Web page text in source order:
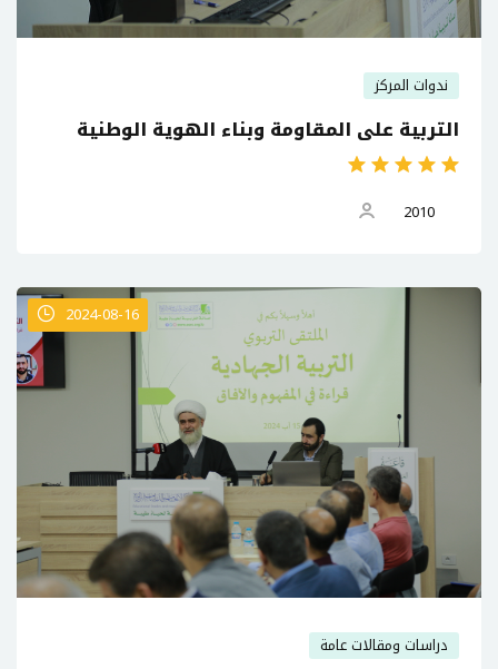
ندوات المركز
التربية على المقاومة وبناء الهوية الوطنية
2010
2024-08-16
دراسات ومقالات عامة